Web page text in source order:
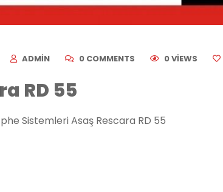
ADMIN 0 COMMENTS 0 VIEWS
RD 55
Sistemleri Asaş Rescara RD 55